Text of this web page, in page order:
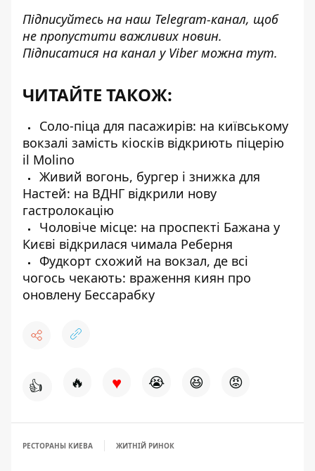
Підписуйтесь на наш Telegram-канал, щоб
не пропустити важливих новин.
Підписатися на канал у Viber можна тут.
ЧИТАЙТЕ ТАКОЖ:
Соло-піца для пасажирів: на київському
вокзалі замість кіосків відкриють піцерію
il Molino
Живий вогонь, бургер і знижка для
Настей: на ВДНГ відкрили нову
гастролокацію
Чоловіче місце: на проспекті Бажана у
Києві відкрилася чимала Реберня
Фудкорт схожий на вокзал, де всі
чогось чекають: враження киян про
оновлену Бессарабку
👍 🔥 ♥ 😭 😆 😡
РЕСТОРАНЫ КИЕВА ЖИТНІЙ РИНОК